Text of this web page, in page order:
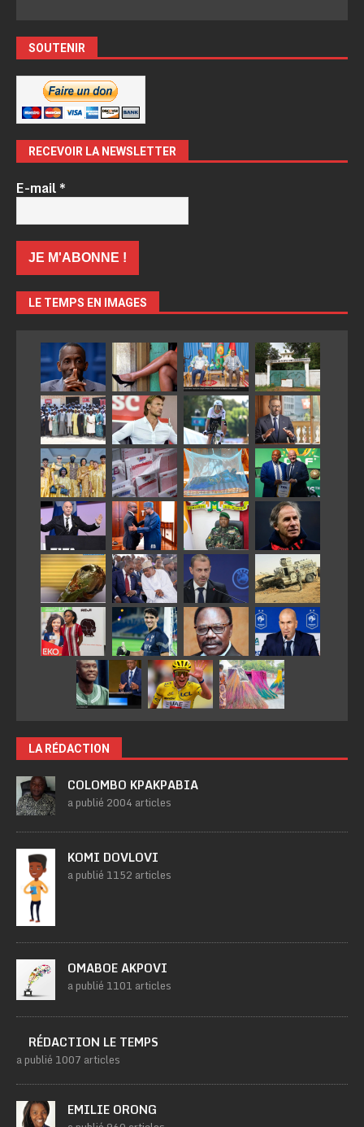
SOUTENIR
RECEVOIR LA NEWSLETTER
E-mail*
LE TEMPS EN IMAGES
LA RÉDACTION
COLOMBO KPAKPABIA
a publié 2004 articles
KOMI DOVLOVI
a publié 1152 articles
OMABOE AKPOVI
a publié 1101 articles
RÉDACTION LE TEMPS
a publié 1007 articles
EMILIE ORONG